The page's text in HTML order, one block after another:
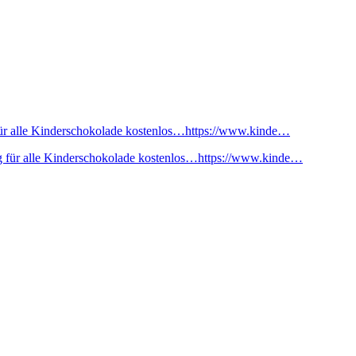
alle Kinderschokolade kostenlos…https://www.kinde…
für alle Kinderschokolade kostenlos…https://www.kinde…